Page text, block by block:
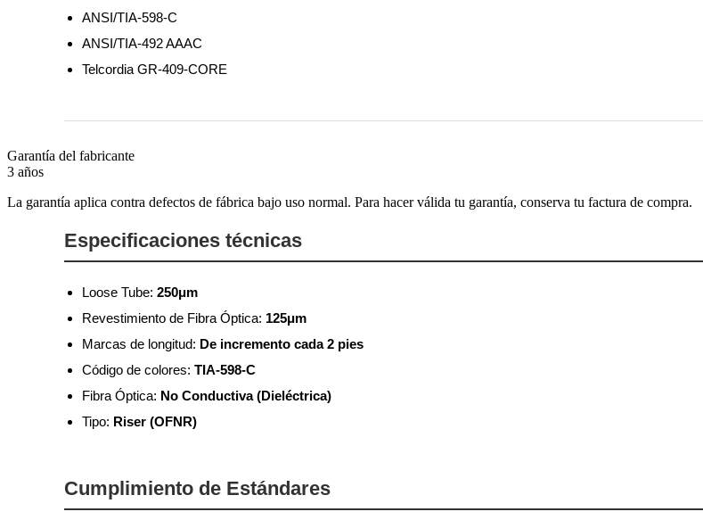
ANSI/TIA-598-C
ANSI/TIA-492 AAAC
Telcordia GR-409-CORE
Garantía del fabricante
3 años
La garantía aplica contra defectos de fábrica bajo uso normal. Para hacer válida tu garantía, conserva tu factura de compra.
Especificaciones técnicas
Loose Tube: 250μm
Revestimiento de Fibra Óptica: 125μm
Marcas de longitud: De incremento cada 2 pies
Código de colores: TIA-598-C
Fibra Óptica: No Conductiva (Dieléctrica)
Tipo: Riser (OFNR)
Cumplimiento de Estándares